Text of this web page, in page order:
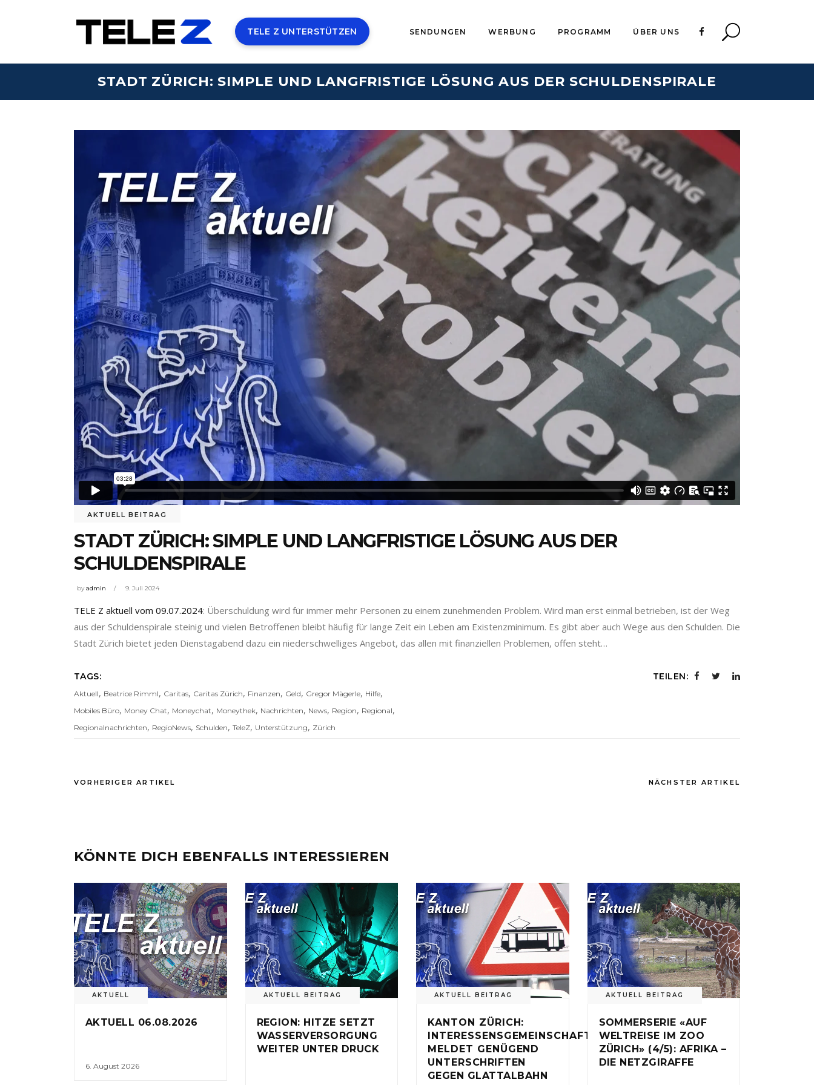
TELE Z UNTERSTÜTZEN SENDUNGEN WERBUNG PROGRAMM ÜBER UNS
STADT ZÜRICH: SIMPLE UND LANGFRISTIGE LÖSUNG AUS DER SCHULDENSPIRALE
AKTUELL BEITRAG
STADT ZÜRICH: SIMPLE UND LANGFRISTIGE LÖSUNG AUS DER
SCHULDENSPIRALE
byadmin 9. Juli 2024
TELE Z aktuell vom 09.07.2024: Überschuldung wird für immer mehr Personen zu einem zunehmenden Problem. Wird man erst einmal betrieben, ist der Weg
aus der Schuldenspirale steinig und vielen Betroffenen bleibt häufig für lange Zeit ein Leben am Existenzminimum. Es gibt aber auch Wege aus den Schulden. Die
Stadt Zürich bietet jeden Dienstagabend dazu ein niederschwelliges Angebot, das allen mit finanziellen Problemen, offen steht…
TAGS:
Aktuell, Beatrice Rimml, Caritas, Caritas Zürich, Finanzen, Geld, Gregor Mägerle, Hilfe,
Mobiles Büro, Money Chat, Moneychat, Moneythek, Nachrichten, News, Region, Regional,
Regionalnachrichten, RegioNews, Schulden, TeleZ, Unterstützung, Zürich
TEILEN:
VORHERIGER ARTIKEL NÄCHSTER ARTIKEL
KÖNNTE DICH EBENFALLS INTERESSIEREN
AKTUELL
AKTUELL 06.08.2026
6. August 2026
AKTUELL BEITRAG
REGION: HITZE SETZT
WASSERVERSORGUNG
WEITER UNTER DRUCK
AKTUELL BEITRAG
KANTON ZÜRICH:
INTERESSENSGEMEINSCHAFT
MELDET GENÜGEND
UNTERSCHRIFTEN
GEGEN GLATTALBAHN
AKTUELL BEITRAG
SOMMERSERIE «AUF
WELTREISE IM ZOO
ZÜRICH» (4/5): AFRIKA –
DIE NETZGIRAFFE